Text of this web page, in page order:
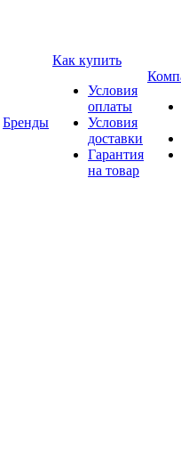
Бренды
Как купить
Условия
оплаты
Условия
доставки
Гарантия
на товар